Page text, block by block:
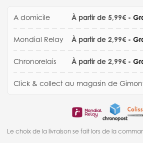
A domicile À partir de 5,99€ -
Mondial Relay À partir de 2,99€ -
Chronorelais À partir de 2,99€ -
Click & collect au magasin de
Le choix de la livraison se fait lors de la